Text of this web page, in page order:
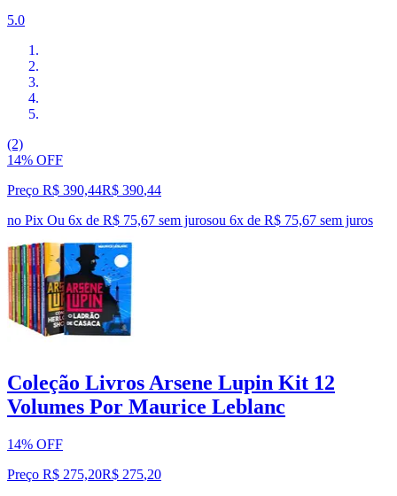
5.0
(2)
14% OFF
Preço R$ 390,44R$ 390,44
no Pix Ou 6x de R$ 75,67 sem jurosou 6x de R$ 75,67 sem juros
Coleção Livros Arsene Lupin Kit 12
Volumes Por Maurice Leblanc
14% OFF
Preço R$ 275,20R$ 275,20